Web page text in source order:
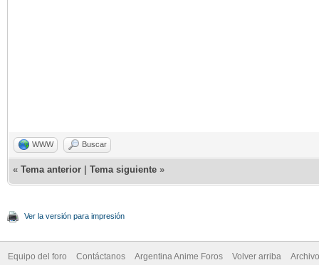
WWW Buscar
« Tema anterior Tema siguiente »
Ver la versión para impresión
Equipo del foro Contáctanos Argentina Anime Foros Volver arriba